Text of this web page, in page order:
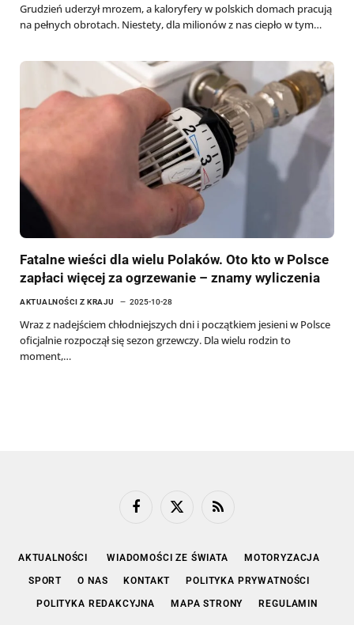
Grudzień uderzył mrozem, a kaloryfery w polskich domach pracują
na pełnych obrotach. Niestety, dla milionów z nas ciepło w tym…
Fatalne wieści dla wielu Polaków. Oto kto w Polsce
zapłaci więcej za ogrzewanie – znamy wyliczenia
AKTUALNOŚCI Z KRAJU 2025-10-28
Wraz z nadejściem chłodniejszych dni i początkiem jesieni w Polsce
oficjalnie rozpoczął się sezon grzewczy. Dla wielu rodzin to
moment,…
FacebookX
RSS
AKTUALNOŚCI WIADOMOŚCI ZE ŚWIATA MOTORYZACJA
SPORT O NAS KONTAKT POLITYKA PRYWATNOŚCI
POLITYKA REDAKCYJNA MAPA STRONY REGULAMIN